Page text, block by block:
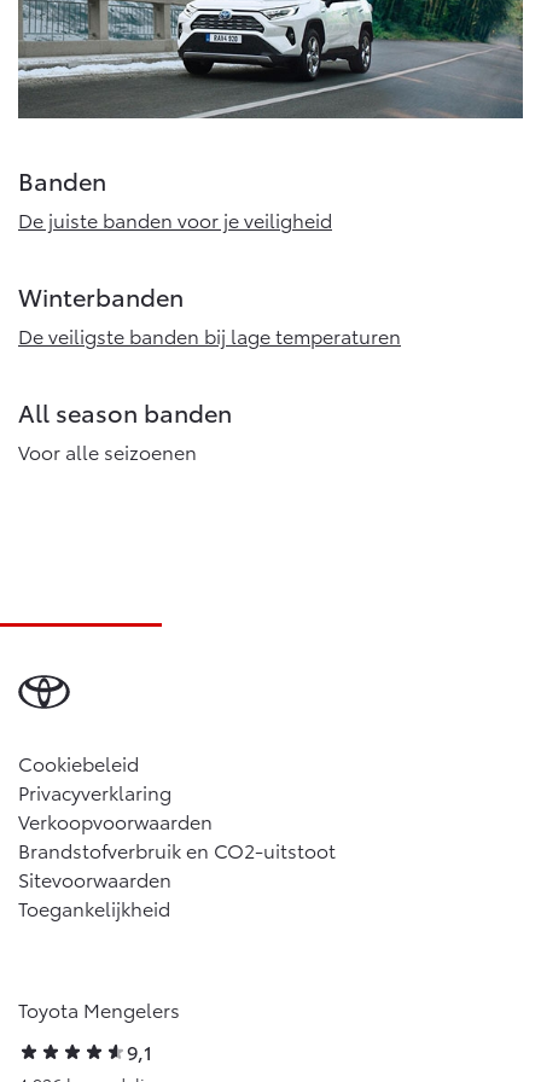
Banden
De juiste banden voor je veiligheid
Winterbanden
De veiligste banden bij lage temperaturen
All season banden
Voor alle seizoenen
Cookiebeleid
Privacyverklaring
Verkoopvoorwaarden
Brandstofverbruik en CO2-uitstoot
Sitevoorwaarden
Toegankelijkheid
Toyota Mengelers
9,1